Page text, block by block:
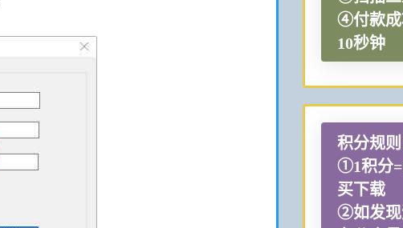
④付款成
10秒钟
积分规则
①1积分
买下载
②如发现